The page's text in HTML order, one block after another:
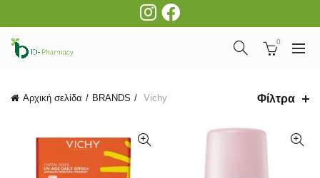
0
Αρχική σελίδα BRANDS Vichy Φίλτρα